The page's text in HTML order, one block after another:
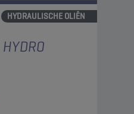
HYDRAULISCHE OLIËN
HYDRO